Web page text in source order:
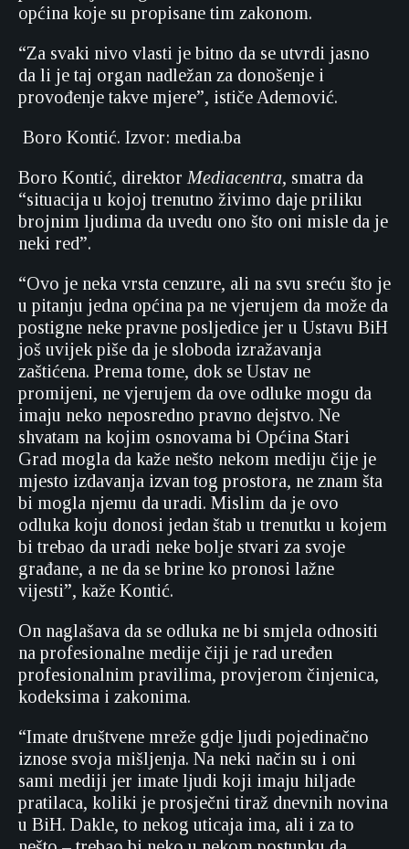
općina koje su propisane tim zakonom.
“Za svaki nivo vlasti je bitno da se utvrdi jasno
da li je taj organ nadležan za donošenje i
provođenje takve mjere”, ističe Ademović.
Boro Kontić. Izvor: media.ba
Boro Kontić, direktor Mediacentra, smatra da
“situacija u kojoj trenutno živimo daje priliku
brojnim ljudima da uvedu ono što oni misle da je
neki red”.
“Ovo je neka vrsta cenzure, ali na svu sreću što je
u pitanju jedna općina pa ne vjerujem da može da
postigne neke pravne posljedice jer u Ustavu BiH
još uvijek piše da je sloboda izražavanja
zaštićena. Prema tome, dok se Ustav ne
promijeni, ne vjerujem da ove odluke mogu da
imaju neko neposredno pravno dejstvo. Ne
shvatam na kojim osnovama bi Općina Stari
Grad mogla da kaže nešto nekom mediju čije je
mjesto izdavanja izvan tog prostora, ne znam šta
bi mogla njemu da uradi. Mislim da je ovo
odluka koju donosi jedan štab u trenutku u kojem
bi trebao da uradi neke bolje stvari za svoje
građane, a ne da se brine ko pronosi lažne
vijesti”, kaže Kontić.
On naglašava da se odluka ne bi smjela odnositi
na profesionalne medije čiji je rad uređen
profesionalnim pravilima, provjerom činjenica,
kodeksima i zakonima.
“Imate društvene mreže gdje ljudi pojedinačno
iznose svoja mišljenja. Na neki način su i oni
sami mediji jer imate ljudi koji imaju hiljade
pratilaca, koliki je prosječni tiraž dnevnih novina
u BiH. Dakle, to nekog uticaja ima, ali i za to